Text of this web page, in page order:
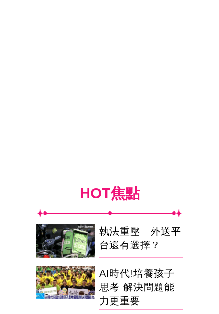
HOT焦點
執法重壓 外送平
台還有選擇？
AI時代!培養孩子
思考.解決問題能
力更重要